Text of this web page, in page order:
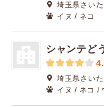
埼玉県さい
イヌ / ネコ
シャンテど
埼玉県さい
イヌ / ネコ /